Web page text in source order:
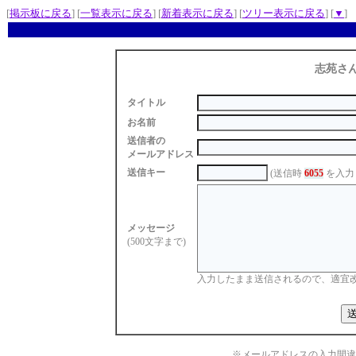
[掲示板に戻る] [一覧表示に戻る] [新着表示に戻る] [ツリー表示に戻る] [▼ ]
志苑さ
タイトル
お名前
送信者の
メールアドレス
送信キー
(送信時 6055を入力
メッセージ
(500文字まで)
入力したまま送信されるので、適宜